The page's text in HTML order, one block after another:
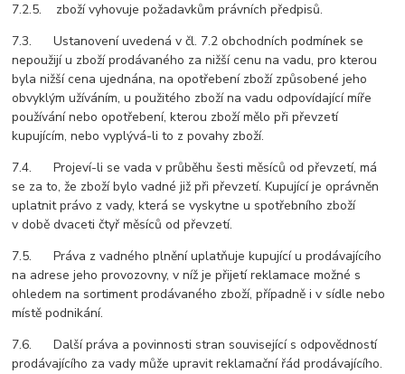
7.2.5. zboží vyhovuje požadavkům právních předpisů.
7.3. Ustanovení uvedená v čl. 7.2 obchodních podmínek se
nepoužijí u zboží prodávaného za nižší cenu na vadu, pro kterou
byla nižší cena ujednána, na opotřebení zboží způsobené jeho
obvyklým užíváním, u použitého zboží na vadu odpovídající míře
používání nebo opotřebení, kterou zboží mělo při převzetí
kupujícím, nebo vyplývá-li to z povahy zboží.
7.4. Projeví-li se vada v průběhu šesti měsíců od převzetí, má
se za to, že zboží bylo vadné již při převzetí. Kupující je oprávněn
uplatnit právo z vady, která se vyskytne u spotřebního zboží
v době dvaceti čtyř měsíců od převzetí.
7.5. Práva z vadného plnění uplatňuje kupující u prodávajícího
na adrese jeho provozovny, v níž je přijetí reklamace možné s
ohledem na sortiment prodávaného zboží, případně i v sídle nebo
místě podnikání.
7.6. Další práva a povinnosti stran související s odpovědností
prodávajícího za vady může upravit reklamační řád prodávajícího.